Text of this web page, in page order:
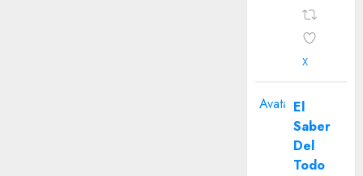
X
Avatar El
Saber
Del
Todo